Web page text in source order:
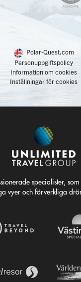
Polar-Quest.com
Personuppgiftspolicy
Information om cookies
Inställningar för cookies
specialister,
vyer och förverkliga